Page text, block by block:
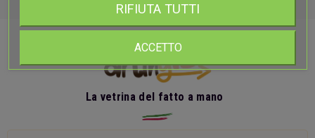
La vetrina del fatto a mano
RIFIUTA TUTTI
ACCETTO